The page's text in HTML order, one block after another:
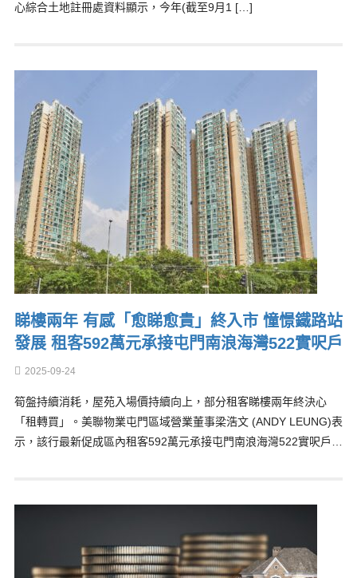
心綜合土地註冊處資料顯示，今年(截至9月1 […]
睇樓兩年 有感「愈睇愈貴」終入市 憧憬鐵路站
發展 租客592萬元承接屯門南浪海灣522實呎戶
2025-09-24
筍盤持續消耗，屋苑入場價持續向上，部分租客睇樓兩年終決心
「租轉買」。美聯物業屯門區域營業董事梁浩文 (ANDY LEUNG)表
示，該行最新促成區內租客592萬元承接屯門南浪海灣522實呎戶…